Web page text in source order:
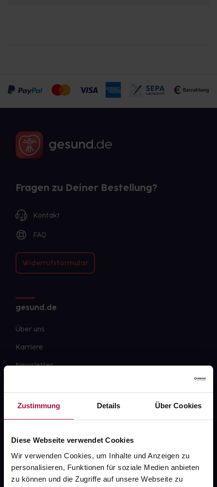
Zustimmung Details Über Cookies
Diese Webseite verwendet Cookies
Wir verwenden Cookies, um Inhalte und Anzeigen zu
personalisieren, Funktionen für soziale Medien anbieten
zu können und die Zugriffe auf unsere Webseite zu
Fragen zu Deiner Bestellung?
Kontakt
FAQ
Widerrufsformular
gesund.de
Über uns
Karriere
Newsletter
PAYBACK
gesund-versorger.de
Sanitätshäuser
Datenschutz